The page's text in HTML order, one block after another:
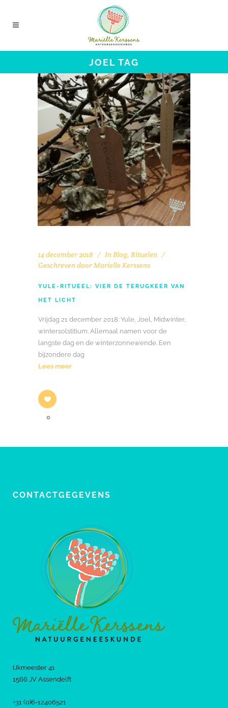
JOEL TAG
14 december 2018 In Blog, Rituelen
Geschreven doorMarielle Kerssens
YULE-RITUEEL: VIER DE TERUGKEER VAN
HET LICHT
Vrijdag 21 december 2018: Yule, Joel, Midwinter,
wintersolstitium. Allemaal namen voor de
langste dag en de winterzonnewende. Een
bijzondere dag
Lees meer
0
CONTACTGEGEVENS
IJkmeester 41
1566 JV Assendelft
+31 (0)6-12406521